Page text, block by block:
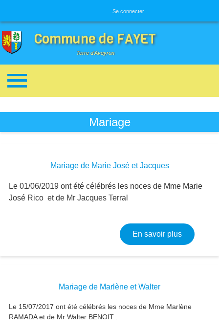
Se connecter
Commune de FAYET
Terre d'Aveyron
Mariage
Mariage de Marie José et Jacques
Le 01/06/2019 ont été célébrés les noces de Mme Marie
José Rico et de Mr Jacques Terral
En savoir plussur
Mariage de Marlène et Walter
Le 15/07/2017 ont été célébrés les noces de Mme Marlène
RAMADA et de Mr Walter BENOIT .